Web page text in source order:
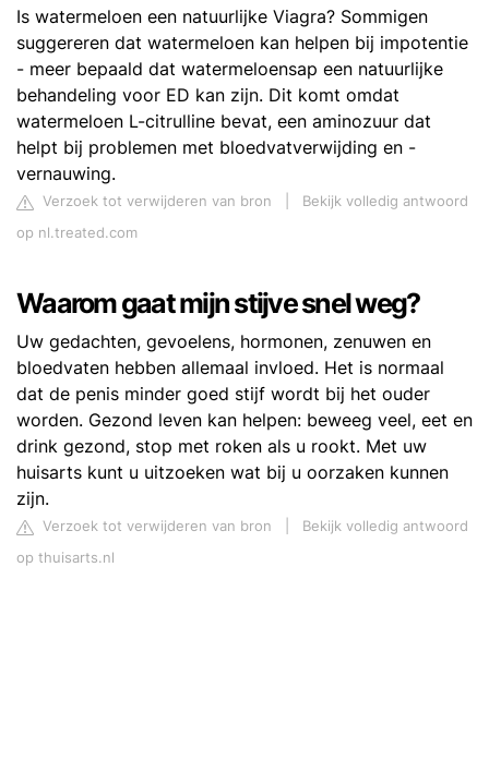
Is watermeloen een natuurlijke Viagra? Sommigen
suggereren dat watermeloen kan helpen bij impotentie
- meer bepaald dat watermeloensap een natuurlijke
behandeling voor ED kan zijn. Dit komt omdat
watermeloen L-citrulline bevat, een aminozuur dat
helpt bij problemen met bloedvatverwijding en -
vernauwing.
Verzoek tot verwijderen van bron
Bekijk volledig antwoord
op nl.treated.com
Waarom gaat mijn stijve snel weg?
Uw gedachten, gevoelens, hormonen, zenuwen en
bloedvaten hebben allemaal invloed. Het is normaal
dat de penis minder goed stijf wordt bij het ouder
worden. Gezond leven kan helpen: beweeg veel, eet en
drink gezond, stop met roken als u rookt. Met uw
huisarts kunt u uitzoeken wat bij u oorzaken kunnen
zijn.
Verzoek tot verwijderen van bron
Bekijk volledig antwoord
op thuisarts.nl